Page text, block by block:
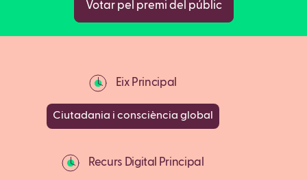
Votar pel premi del públic
Eix Principal
Ciutadania i consciència global
Recurs Digital Principal